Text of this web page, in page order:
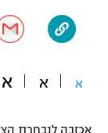
"מחצית
משתתפים
טניס
אופניים
א א א